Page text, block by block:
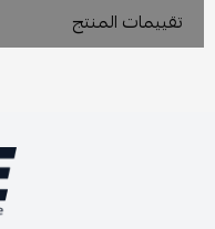
تقييمات المنتج